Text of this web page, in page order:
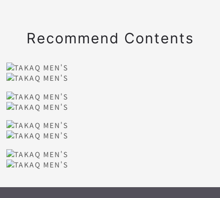
Recommend Contents